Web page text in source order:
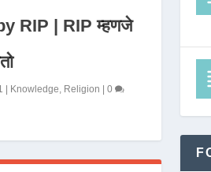
RIP | RIP म्हणजे
Knowledge, Religion 0